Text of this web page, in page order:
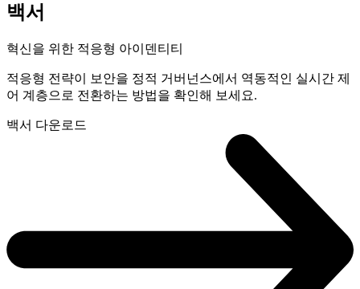
백서
혁신을 위한 적응형 아이덴티티
적응형 전략이 보안을 정적 거버넌스에서 역동적인 실시간 제
어 계층으로 전환하는 방법을 확인해 보세요.
백서 다운로드